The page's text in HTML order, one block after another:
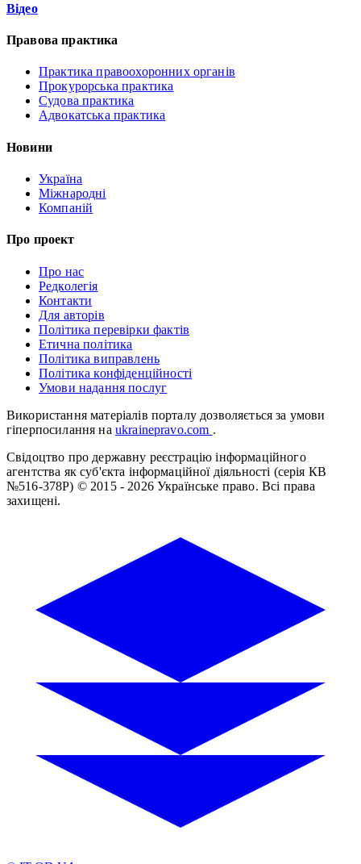
Відео
Правова практика
Практика правоохоронних органів
Прокурорська практика
Судова практика
Адвокатська практика
Новини
Україна
Міжнародні
Компаній
Про проект
Про нас
Редколегія
Контакти
Для авторів
Політика перевірки фактів
Етична політика
Політика виправлень
Політика конфіденційності
Умови надання послуг
Використання матеріалів порталу дозволяється за умови
гіперпосилання на ukrainepravo.com .
Свідоцтво про державну реєстрацію інформаційного
агентства як суб'єкта інформаційної діяльності (серія КВ
№516-378Р) © 2015 - 2026 Українське право. Всі права
захищені.